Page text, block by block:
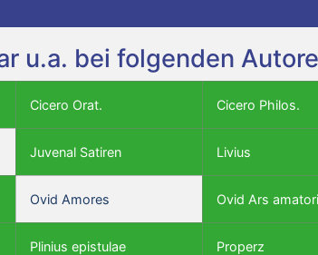
u.a. bei folgenden
Cicero Orat. Cicero Philos.
Juvenal Satiren Livius
Ovid Amores Ovid Ars
Plinius epistulae Properz